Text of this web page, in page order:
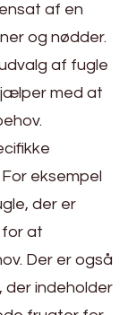
af en
og nødder.
af fugle
med at
eksempel
der er
at
Der er også
der indeholder